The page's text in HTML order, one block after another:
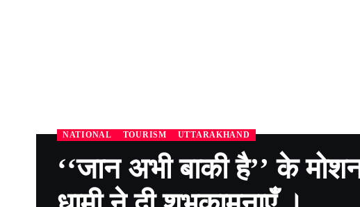
NATIONAL TOURISM UTTARAKHAND
‘‘जान अभी बाकी है’’ के